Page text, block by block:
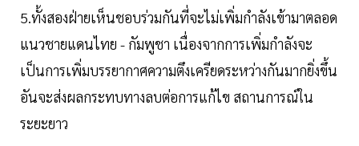
5.ทั้งสองฝ่ายเห็นชอบร่วมกันที่จะไม่เพิ่มกำลังเข้ามาตลอด
แนวชายแดนไทย - กัมพูชา เนื่องจากการเพิ่มกำลังจะ
เป็นการเพิ่มบรรยากาศความตึงเครียดระหว่างกันมากยิ่งขึ้น
อันจะส่งผลกระทบทางลบต่อการแก้ไข สถานการณ์ใน
ระยะยาว